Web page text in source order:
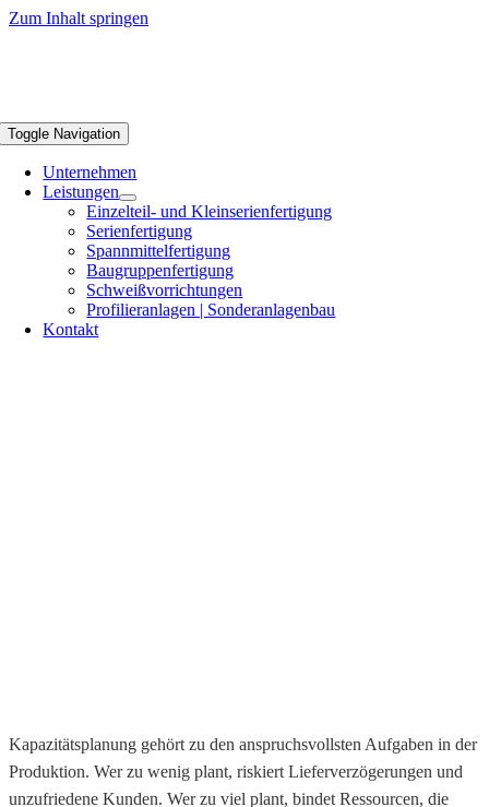
Zum Inhalt springen
Toggle Navigation
Unternehmen
Leistungen
Einzelteil- und Kleinserienfertigung
Serienfertigung
Spannmittelfertigung
Baugruppenfertigung
Schweißvorrichtungen
Profilieranlagen | Sonderanlagenbau
Kontakt
Kapazitätsplanung gehört zu den anspruchsvollsten Aufgaben in der
Produktion. Wer zu wenig plant, riskiert Lieferverzögerungen und
unzufriedene Kunden. Wer zu viel plant, bindet Ressourcen, die